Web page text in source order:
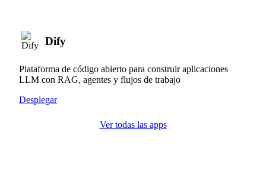
Dify
Plataforma de código abierto para construir aplicaciones
LLM con RAG, agentes y flujos de trabajo
Desplegar
Ver todas las apps